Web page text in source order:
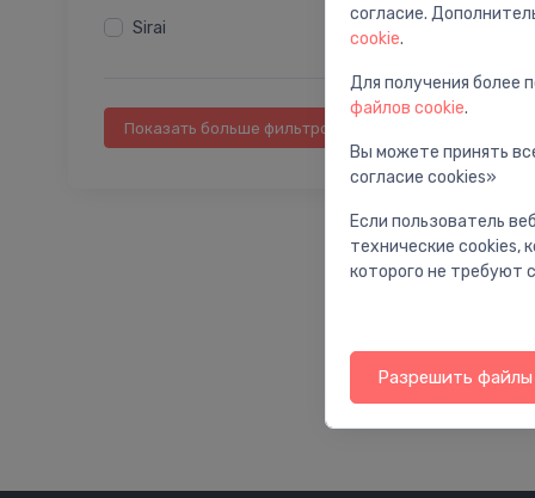
Редукционные клапаны
Приводы для балансировочных
клапанов
Аксессуары для седельных клапанов
Аксессуары для поворотных клапанов
Принадлежности для обратных
Электромагнитные клапаны
Sirai
Показать больше фильтров
согласие.
cookie.
Для получения более
файлов cookie.
Вы можете принять
согласие cookies»
Если пользователь
технические cookies,
которого не требуют
Разрешить файлы